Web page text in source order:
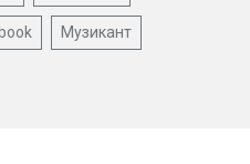
Музикант